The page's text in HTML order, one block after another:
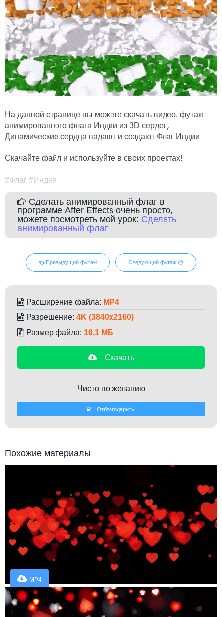
На данной странице вы можете скачать видео, футаж
анимированного флага Индии из 3D сердец.
Динамические сердца падают и создают Флаг Индии
Скачайте файл и используйте в своих проектах!
#Флаг #Индия
Сделать анимированный флаг в
программе After Effects очень просто,
можете посмотреть мой урок: Сделать
анимированный флаг
Предыдущий футаж Следующий футаж
Расширение файла: MP4
Разрешение: 4K (3840x2160)
Размер файла: 16,1 МБ
Скачать
Чисто по желанию
Отблагодарить.
Похожие материалы
MP4